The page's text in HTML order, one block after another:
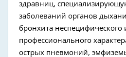
здравниц,
заболеваний органов
бронхита неспецифического
профессионального
острых пневмоний,